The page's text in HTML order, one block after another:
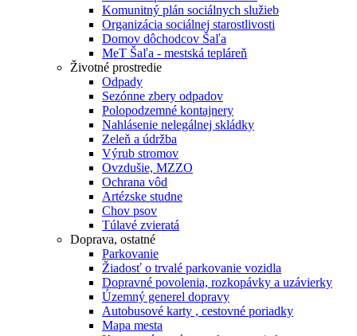
Komunitný plán sociálnych služieb
Organizácia sociálnej starostlivosti
Domov dôchodcov Šaľa
MeT Šaľa - mestská tepláreň
Životné prostredie
Odpady
Sezónne zbery odpadov
Polopodzemné kontajnery
Nahlásenie nelegálnej skládky
Zeleň a údržba
Výrub stromov
Ovzdušie, MZZO
Ochrana vôd
Artézske studne
Chov psov
Túlavé zvieratá
Doprava, ostatné
Parkovanie
Žiadosť o trvalé parkovanie vozidla
Dopravné povolenia, rozkopávky a uzávierky
Územný generel dopravy
Autobusové karty , cestovné poriadky
Mapa mesta